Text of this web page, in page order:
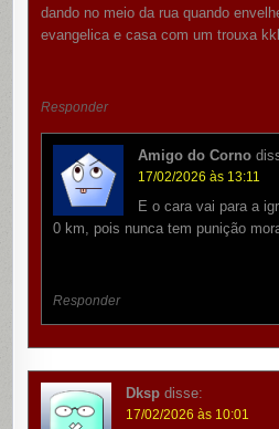
dando no meio da rua quando
evangelica e casa com um trouxa
Responder
Amigo do Corno
17/02/2026 às 13:11
E o cara vai para a
0 km, pois nunca tem punição
Responder
Dksp disse:
17/02/2026 às 10:01